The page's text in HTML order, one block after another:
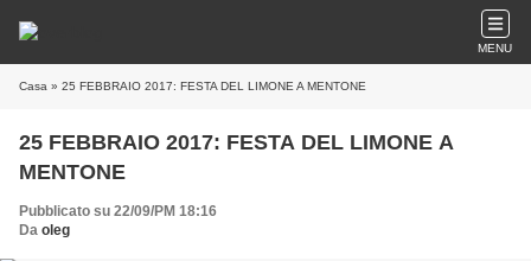
MENU
Casa » 25 FEBBRAIO 2017: FESTA DEL LIMONE A MENTONE
25 FEBBRAIO 2017: FESTA DEL LIMONE A
MENTONE
Pubblicato su 22/09/PM 18:16
Da oleg